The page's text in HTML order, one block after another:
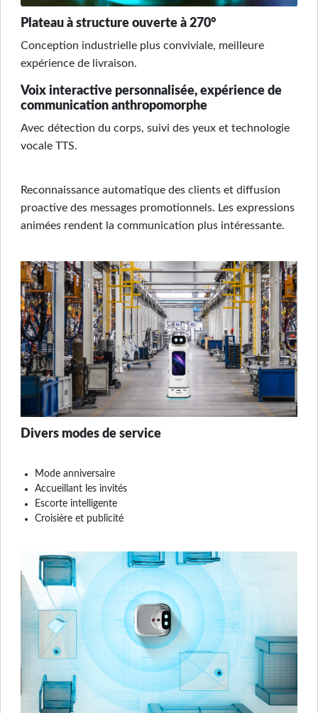
Plateau à structure ouverte à 270°
Conception industrielle plus conviviale, meilleure
expérience de livraison.
Voix interactive personnalisée, expérience de
communication anthropomorphe
Avec détection du corps, suivi des yeux et technologie
vocale TTS.
Reconnaissance automatique des clients et diffusion
proactive des messages promotionnels. Les expressions
animées rendent la communication plus intéressante.
Divers modes de service
Mode anniversaire
Accueillant les invités
Escorte intelligente
Croisière et publicité